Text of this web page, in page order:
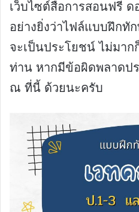
เว็บไซต์สื่อการสอนฟรี ด
อย่างยิ่งว่าไฟล์แบบฝึกทั
จะเป็นประโยชน์ ไม่มา
ท่าน หากมีข้อผิดพลาดป
ณ ที่นี้ ด้วยนะครับ